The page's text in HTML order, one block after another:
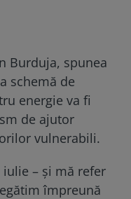
Burduja, spunea
schemă de
energie va fi
de ajutor
vulnerabili.
iulie – și mă refer
împreună